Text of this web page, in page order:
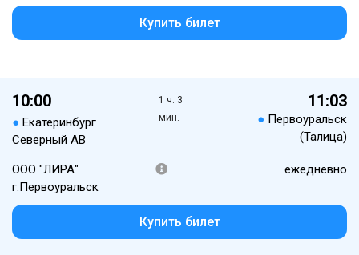
Купить билет
10:00
● Екатеринбург
Северный АВ
1 ч. 3
мин.
11:03
● Первоуральск
(Талица)
ООО "ЛИРА"
г.Первоуральск
ежедневно
Купить билет